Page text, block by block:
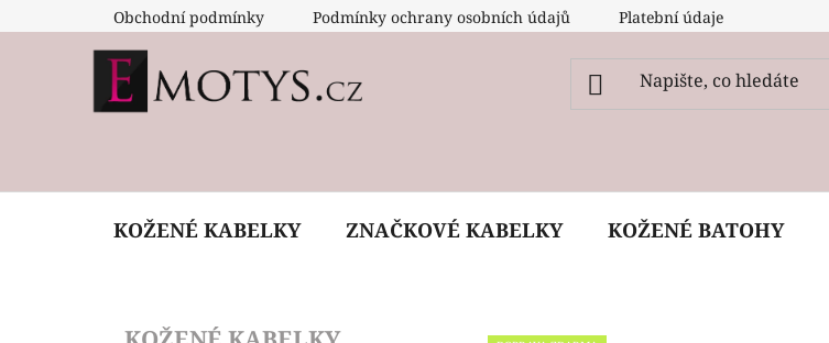
na
Obchodní podmínky Podmínky ochrany osobních údajů Platební údaje
KOŽENÉ KABELKY ZNAČKOVÉ KABELKY KOŽENÉ BATOHY
Přeskočit